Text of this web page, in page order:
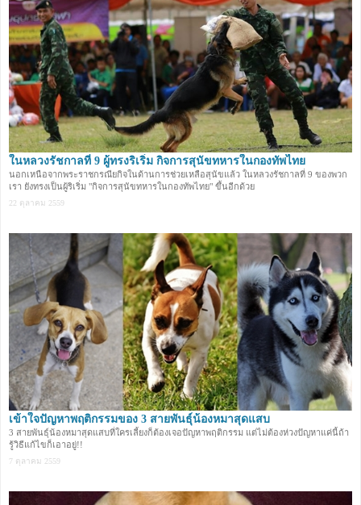
ในหลวงรัชกาลที่ 9 ผู้ทรงริเริ่ม กิจการสุนัขทหารในกองทัพไทย
นอกเหนือจากพระราชกรณียกิจในด้านการช่วยเหลือสุนัขแล้ว ในหลวงรัชกาลที่ 9 ของพวก
เรา ยังทรงเป็นผู้ริเริ่ม "กิจการสุนัขทหารในกองทัพไทย" ขึ้นอีกด้วย
22 ตุลาคม 2559
เข้าใจปัญหาพฤติกรรมของ 3 สายพันธุ์น้องหมาสุดแสบ
3 สายพันธุ์น้องหมาสุดแสบที่ใครเลี้ยงก็ต้องเจอปัญหาพฤติกรรม แต่ไม่ต้องห่วงปัญหาแค่นี้ถ้า
รู้วิธีแก้ไขก็เอาอยู่!!
7 ตุลาคม 2559